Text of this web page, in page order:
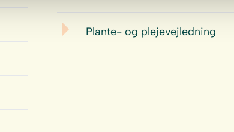
Plante- og plejevejledning